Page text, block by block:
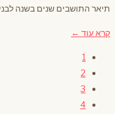
תיאר התושבים שנים בשנה
קרא עוד ←
1
2
3
4